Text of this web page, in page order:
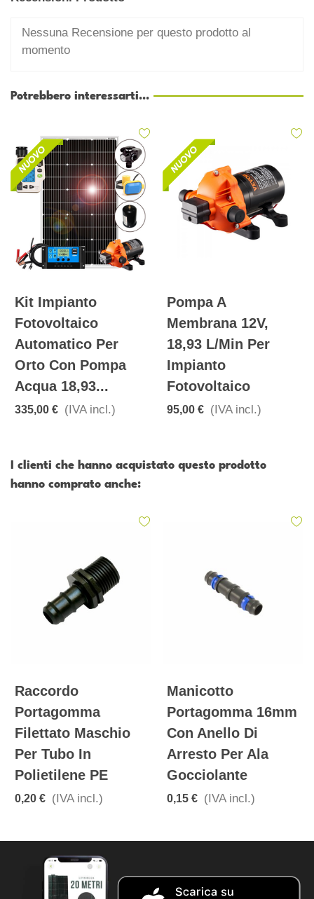
Nessuna Recensione per questo prodotto al
momento
Potrebbero interessarti...
Kit Impianto
Fotovoltaico
Automatico Per
Orto Con Pompa
Acqua 18,93...
335,00 € (IVA incl.)
Pompa A
Membrana 12V,
18,93 L/min Per
Impianto
Fotovoltaico
95,00 € (IVA incl.)
I clienti che hanno acquistato questo prodotto
hanno comprato anche:
Raccordo
Portagomma
Filettato Maschio
Per Tubo In
Polietilene PE
0,20 € (IVA incl.)
Manicotto
Portagomma 16mm
Con Anello Di
Arresto Per Ala
Gocciolante
0,15 € (IVA incl.)